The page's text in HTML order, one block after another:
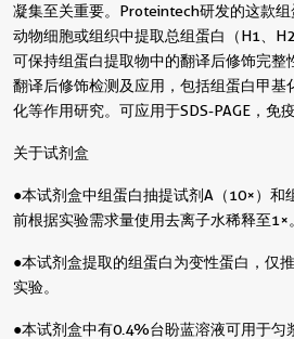
凝集至关重要。Proteintech研发的这款
动物细胞或组织中提取总组蛋白（H1、
可保持组蛋白提取物中的翻译后修饰完整
翻译后修饰检测及应用，包括组蛋白甲基
化等作用研究。可应用于SDS-PAGE，免
关于试剂盒
●本试剂盒中组蛋白抽提试剂A（10×）和
前根据实验需求量使用去离子水稀释至1×。
●本试剂盒提取的组蛋白为变性蛋白，仅
实验。
●本试剂盒中有0.4%台盼蓝溶液可用于匀